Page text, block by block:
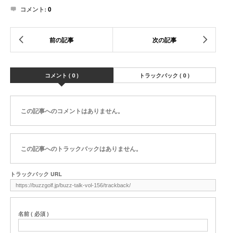
コメント: 0
コメント ( 0 ) トラックバック ( 0 )
この記事へのコメントはありません。
この記事へのトラックバックはありません。
トラックバック URL
名前 ( 必須 )